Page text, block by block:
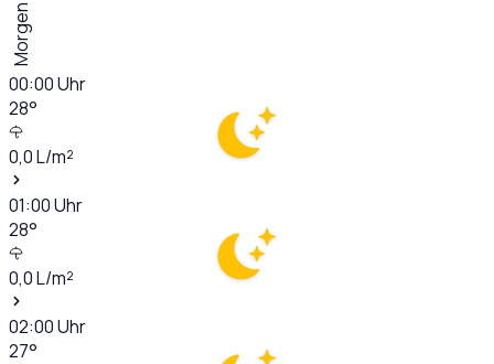
Morgen
00:00Uhr
28°
0,0L/m²
01:00Uhr
28°
0,0L/m²
02:00Uhr
27°